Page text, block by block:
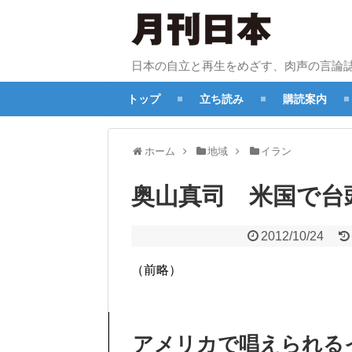
日本の自立と再生をめざす、肉声の言論
トップ 立ち読み 購読案内
ホーム 地域 イラン
奥山真司 米国で台
2012/10/24
（前略）
アメリカで唱えられ